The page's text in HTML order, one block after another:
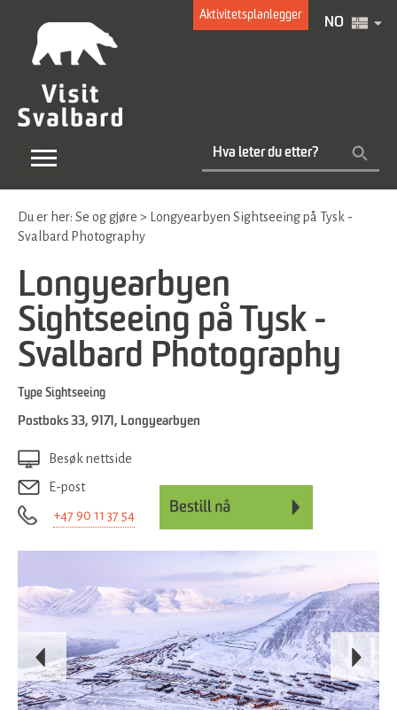
Aktivitetsplanlegger
NO
Du er her: Se og gjøre >
Longyearbyen Sightseeing på Tysk -
Svalbard Photography
Longyearbyen
Sightseeing på Tysk -
Svalbard Photography
Type Sightseeing
Postboks 33, 9171 , Longyearbyen
Besøk nettside
E-post
+47 90 11 37 54